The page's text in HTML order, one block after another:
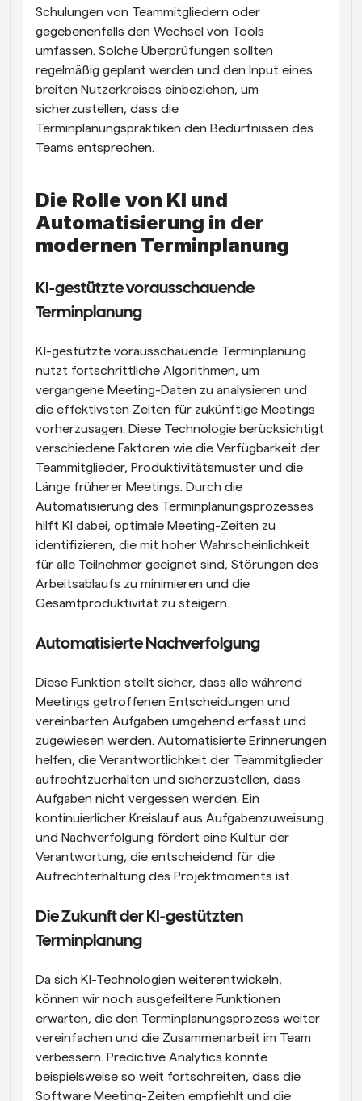
Schulungen von Teammitgliedern oder
gegebenenfalls den Wechsel von Tools
umfassen. Solche Überprüfungen sollten
regelmäßig geplant werden und den Input eines
breiten Nutzerkreises einbeziehen, um
sicherzustellen, dass die
Terminplanungspraktiken den Bedürfnissen des
Teams entsprechen.
Die Rolle von KI und
Automatisierung in der
modernen Terminplanung
KI-gestützte vorausschauende
Terminplanung
KI-gestützte vorausschauende Terminplanung
nutzt fortschrittliche Algorithmen, um
vergangene Meeting-Daten zu analysieren und
die effektivsten Zeiten für zukünftige Meetings
vorherzusagen. Diese Technologie berücksichtigt
verschiedene Faktoren wie die Verfügbarkeit der
Teammitglieder, Produktivitätsmuster und die
Länge früherer Meetings. Durch die
Automatisierung des Terminplanungsprozesses
hilft KI dabei, optimale Meeting-Zeiten zu
identifizieren, die mit hoher Wahrscheinlichkeit
für alle Teilnehmer geeignet sind, Störungen des
Arbeitsablaufs zu minimieren und die
Gesamtproduktivität zu steigern.
Automatisierte Nachverfolgung
Diese Funktion stellt sicher, dass alle während
Meetings getroffenen Entscheidungen und
vereinbarten Aufgaben umgehend erfasst und
zugewiesen werden. Automatisierte Erinnerungen
helfen, die Verantwortlichkeit der Teammitglieder
aufrechtzuerhalten und sicherzustellen, dass
Aufgaben nicht vergessen werden. Ein
kontinuierlicher Kreislauf aus Aufgabenzuweisung
und Nachverfolgung fördert eine Kultur der
Verantwortung, die entscheidend für die
Aufrechterhaltung des Projektmoments ist.
Die Zukunft der KI-gestützten
Terminplanung
Da sich KI-Technologien weiterentwickeln,
können wir noch ausgefeiltere Funktionen
erwarten, die den Terminplanungsprozess weiter
vereinfachen und die Zusammenarbeit im Team
verbessern. Predictive Analytics könnte
beispielsweise so weit fortschreiten, dass die
Software Meeting-Zeiten empfiehlt und die